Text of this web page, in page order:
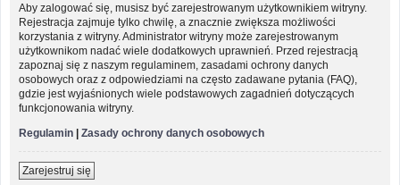
Aby zalogować się, musisz być zarejestrowanym użytkownikiem witryny.
Rejestracja zajmuje tylko chwilę, a znacznie zwiększa możliwości
korzystania z witryny. Administrator witryny może zarejestrowanym
użytkownikom nadać wiele dodatkowych uprawnień. Przed rejestracją
zapoznaj się z naszym regulaminem, zasadami ochrony danych
osobowych oraz z odpowiedziami na często zadawane pytania (FAQ),
gdzie jest wyjaśnionych wiele podstawowych zagadnień dotyczących
funkcjonowania witryny.
Regulamin | Zasady ochrony danych osobowych
Zarejestruj się